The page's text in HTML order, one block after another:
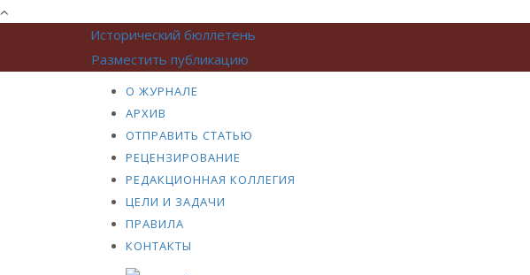
Исторический бюллетень
Разместить публикацию
О ЖУРНАЛЕ
АРХИВ
ОТПРАВИТЬ СТАТЬЮ
РЕЦЕНЗИРОВАНИЕ
РЕДАКЦИОННАЯ КОЛЛЕГИЯ
ЦЕЛИ И ЗАДАЧИ
ПРАВИЛА
КОНТАКТЫ